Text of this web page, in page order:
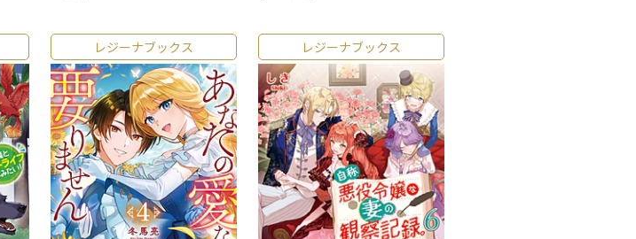
レジーナブックス レジーナブックス